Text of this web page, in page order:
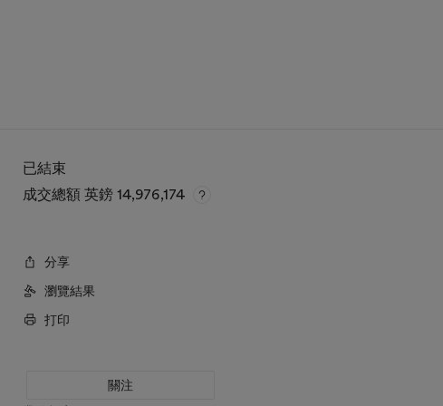
已結束
成交總額 英鎊 14,976,174
分享
瀏覽結果
打印
關注